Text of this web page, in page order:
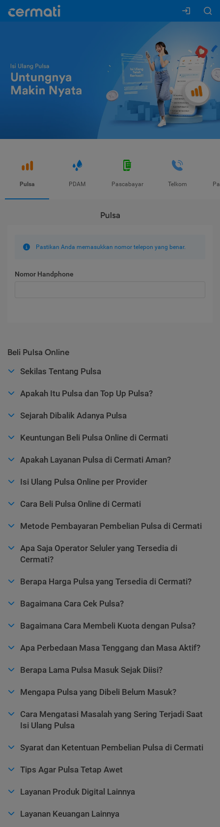
Pulsa PDAM Pascabayar Telkom
Pulsa
Pastikan Anda memasukkan nomor telepon yang benar.
Nomor Handphone
Beli Pulsa Online
Sekilas Tentang Pulsa
Apakah Itu Pulsa dan Top Up Pulsa?
Sejarah Dibalik Adanya Pulsa
Keuntungan Beli Pulsa Online di Cermati
Apakah Layanan Pulsa di Cermati Aman?
Isi Ulang Pulsa Online per Provider
Cara Beli Pulsa Online di Cermati
Metode Pembayaran Pembelian Pulsa di Cermati
Apa Saja Operator Seluler yang Tersedia di
Cermati?
Berapa Harga Pulsa yang Tersedia di Cermati?
Bagaimana Cara Cek Pulsa?
Bagaimana Cara Membeli Kuota dengan Pulsa?
Apa Perbedaan Masa Tenggang dan Masa Aktif?
Berapa Lama Pulsa Masuk Sejak Diisi?
Mengapa Pulsa yang Dibeli Belum Masuk?
Cara Mengatasi Masalah yang Sering Terjadi Saat
Isi Ulang Pulsa
Syarat dan Ketentuan Pembelian Pulsa di Cermati
Tips Agar Pulsa Tetap Awet
Layanan Produk Digital Lainnya
Layanan Keuangan Lainnya